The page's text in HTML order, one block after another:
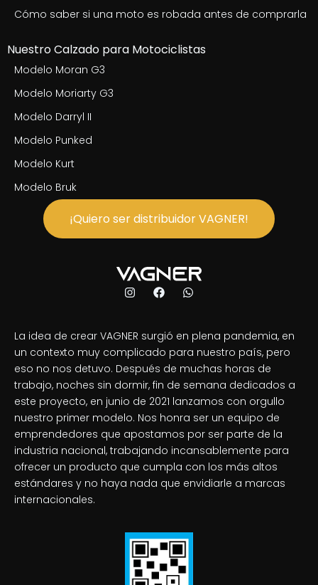
Cómo saber si una moto es robada antes de comprarla
Nuestro Calzado para Motociclistas
Modelo Moran G3
Modelo Moriarty G3
Modelo Darryl II
Modelo Punked
Modelo Kurt
Modelo Bruk
¡Quiero ser distribuidor VAGNER!
La idea de crear VAGNER surgió en plena pandemia, en
un contexto muy complicado para nuestro país, pero
eso no nos detuvo. Después de muchas horas de
trabajo, noches sin dormir, fin de semana dedicados a
este proyecto, en junio de 2021 lanzamos con orgullo
nuestro primer modelo. Nos honra ser un equipo de
emprendedores que apostamos por ser parte de la
industria nacional, trabajando incansablemente para
ofrecer un producto que cumpla con los más altos
estándares y no haya nada que envidiarle a marcas
internacionales.